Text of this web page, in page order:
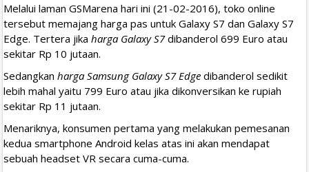
Melalui laman GSMarena hari ini (21-02-2016), toko online
tersebut memajang harga pas untuk Galaxy S7 dan Galaxy S7
Edge. Tertera jika harga Galaxy S7dibanderol 699 Euro atau
sekitar Rp 10 jutaan.
Sedangkan harga Samsung Galaxy S7 Edge dibanderol sedikit
lebih mahal yaitu 799 Euro atau jika dikonversikan ke rupiah
sekitar Rp 11 jutaan.
Menariknya, konsumen pertama yang melakukan pemesanan
kedua smartphone Android kelas atas ini akan mendapat
sebuah headset VR secara cuma-cuma.